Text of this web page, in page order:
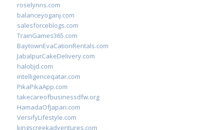
roselynns.com
balanceyoganj.com
salesforceblogs.com
TrainGames365.com
BaytownEvaCationRentals.com
JabalpurCakeDelivery.com
halobjd.com
intelligenceqatar.com
PikaPikaApp.com
takecareofbusinessdfw.org
HamadaOfJapan.com
VersifyLifestyle.com
kingscreekadventures.com